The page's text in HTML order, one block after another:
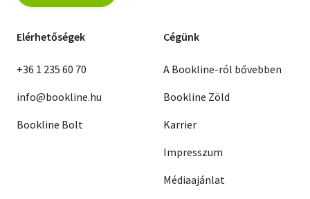
Elérhetőségek
+36 1 235 60 70
info@bookline.hu
Bookline Bolt
Cégünk
A Bookline-ról bővebben
Bookline Zöld
Karrier
Impresszum
Médiaajánlat